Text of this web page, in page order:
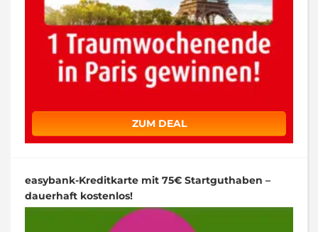
ZUM DEAL
easybank-Kreditkarte mit 75€ Startguthaben –
dauerhaft kostenlos!